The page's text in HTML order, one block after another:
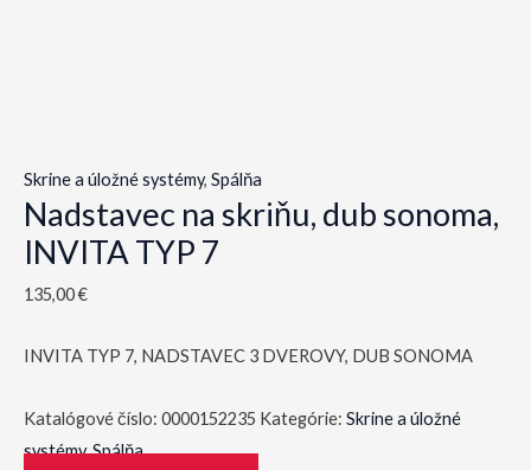
Skrine a úložné systémy, Spálňa
Nadstavec na skriňu, dub sonoma,
INVITA TYP 7
135,00€
INVITA TYP 7, NADSTAVEC 3 DVEROVY, DUB SONOMA
Katalógové číslo: 0000152235 Kategórie: Skrine a úložné
systémy,Spálňa